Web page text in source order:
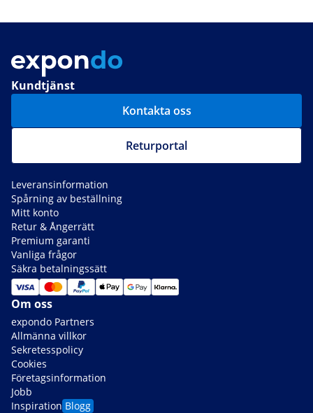
Kundtjänst
Kontakta oss
Returportal
Leveransinformation
Spårning av beställning
Mitt konto
Retur & Ångerrätt
Premium garanti
Vanliga frågor
Säkra betalningssätt
Om oss
expondo Partners
Allmänna villkor
Sekretesspolicy
Cookies
Företagsinformation
Jobb
Inspiration Blogg